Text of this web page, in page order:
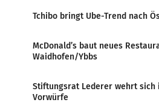
Tchibo bringt Ube-Trend nach
McDonald’s baut neues
Waidhofen/Ybbs
Stiftungsrat Lederer wehrt sich
Vorwürfe